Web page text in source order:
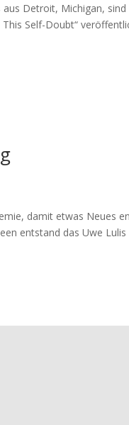
Detroit, Michigan,
Self-Doubt“
damit etwas Neues
entstand das Uwe